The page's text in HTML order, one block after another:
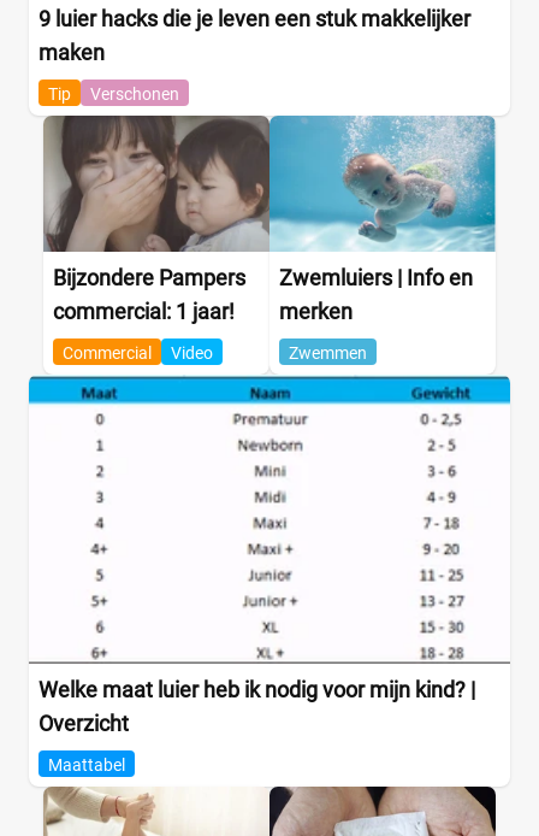
9 luier hacks die je leven een stuk makkelijker
maken
Tip Verschonen
Bijzondere Pampers
commercial: 1 jaar!
Commercial Video
Zwemluiers | Info en
merken
Zwemmen
Welke maat luier heb ik nodig voor mijn kind? |
Overzicht
Maattabel